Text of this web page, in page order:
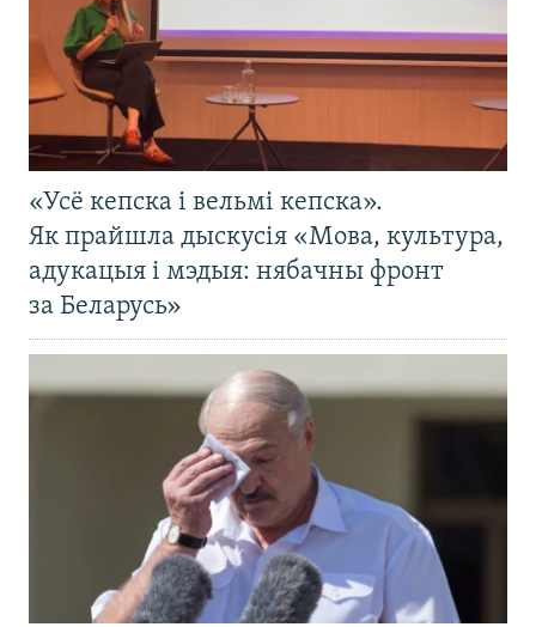
«Усё кепска і вельмі кепска».
Як прайшла дыскусія «Мова, культура,
адукацыя і мэдыя: нябачны фронт
за Беларусь»